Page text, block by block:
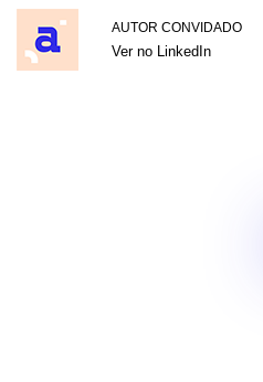
AUTOR CONVIDADO
Ver no LinkedIn